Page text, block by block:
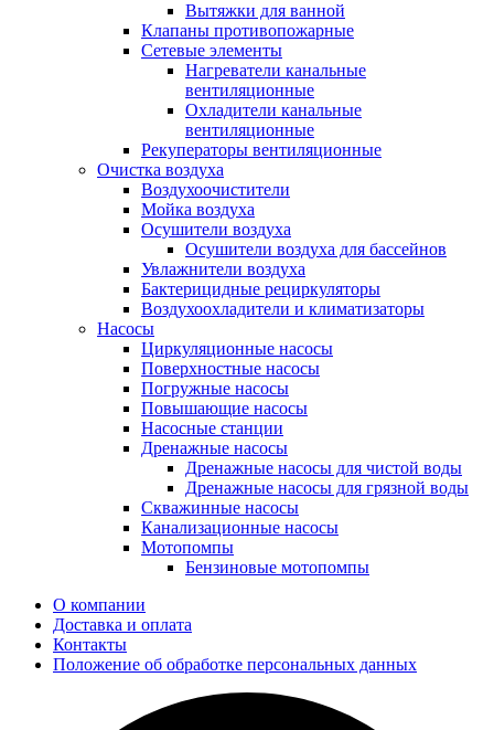
Вытяжки для ванной
Клапаны противопожарные
Сетевые элементы
Нагреватели канальные
вентиляционные
Охладители канальные
вентиляционные
Рекуператоры вентиляционные
Очистка воздуха
Воздухоочистители
Мойка воздуха
Осушители воздуха
Осушители воздуха для бассейнов
Увлажнители воздуха
Бактерицидные рециркуляторы
Воздухоохладители и климатизаторы
Насосы
Циркуляционные насосы
Поверхностные насосы
Погружные насосы
Повышающие насосы
Насосные станции
Дренажные насосы
Дренажные насосы для чистой воды
Дренажные насосы для грязной воды
Скважинные насосы
Канализационные насосы
Мотопомпы
Бензиновые мотопомпы
О компании
Доставка и оплата
Контакты
Положение об обработке персональных данных